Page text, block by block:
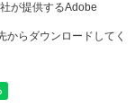
が提供するAdobe
らダウンロードしてく